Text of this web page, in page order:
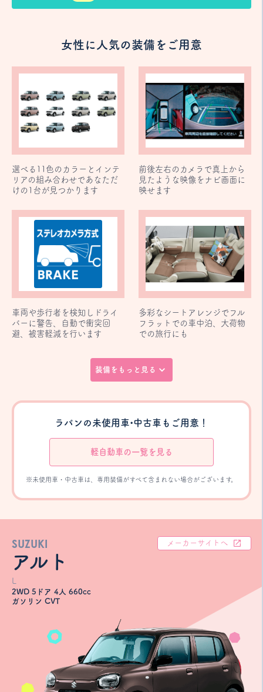
女性に人気の装備をご用意
選べる11色のカラーとインテ
リアの組み合わせであなただ
けの1台が見つかります
前後左右のカメラで真上から
見たような映像をナビ画面に
映せます
車両や歩行者を検知しドライ
バーに警告、自動で衝突回
避、被害軽減を行います
多彩なシートアレンジでフル
フラットでの車中泊、大荷物
での旅行にも
装備をもっと見る
ラパンの未使用車•中古車もご用意！
軽自動車の一覧を見る
※未使用車・中古車は、専用装備がすべて含まれない場合がございます。
SUZUKI
アルト
L
2WD 5ドア 4人 660cc
ガソリン CVT
メーカーサイトへ